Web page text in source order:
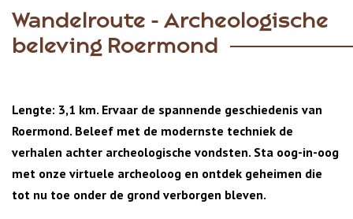
Wandelroute - Archeologische
beleving Roermond
Lengte: 3,1 km. Ervaar de spannende geschiedenis van
Roermond. Beleef met de modernste techniek de
verhalen achter archeologische vondsten. Sta oog-in-oog
met onze virtuele archeoloog en ontdek geheimen die
tot nu toe onder de grond verborgen bleven.